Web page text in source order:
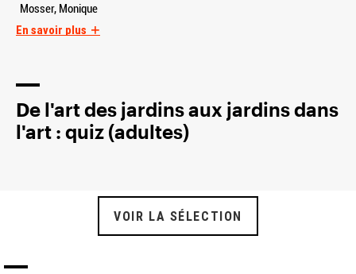
Mosser, Monique
En savoir plus
De l'art des jardins aux jardins dans
l'art : quiz (adultes)
VOIR LA SÉLECTION